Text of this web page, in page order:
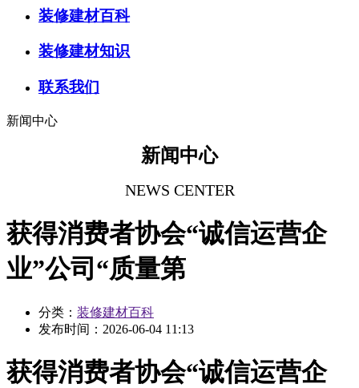
装修建材百科
装修建材知识
联系我们
新闻中心
新闻中心
NEWS CENTER
获得消费者协会“诚信运营企
业”公司“质量第
分类： 装修建材百科
发布时间： 2026-06-04 11:13
获得消费者协会“诚信运营企